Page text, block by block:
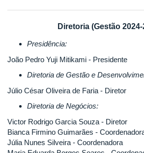
Diretoria (Gestão 2024-
Presidência:
João Pedro Yuji Mitikami - Presidente
Diretoria de Gestão e
Júlio César Oliveira de Faria - Diretor
Diretoria de Negócios:
Victor Rodrigo Garcia Souza - Diretor
Bianca Firmino Guimarães -
Júlia Nunes Silveira - Coordenadora